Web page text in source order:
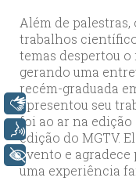
Além de
trabalhos
temas despertou
gerando uma
recém-graduada
apresentou seu
foi ao ar na edição
edição do MGTV.
evento e
uma experiência
Libras
Voz
+ Acessibilidade